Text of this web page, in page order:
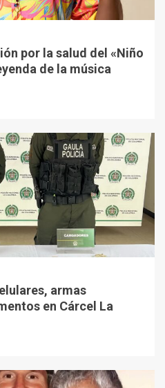
por la salud del «Niño
de la música
armas
en Cárcel La